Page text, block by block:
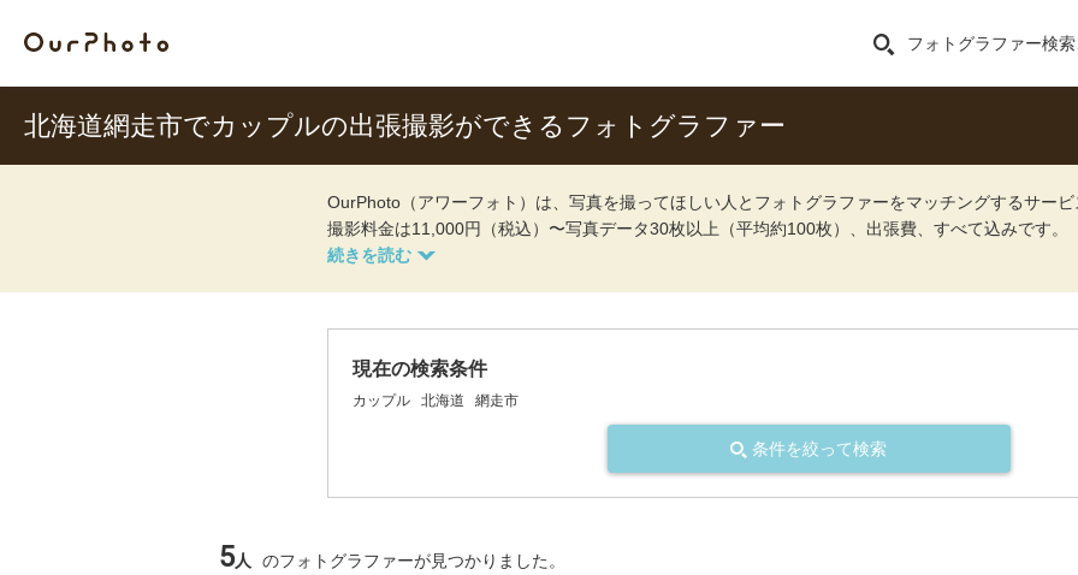
フォトグラファー検索
北海道網走市でカップルの出張撮影ができるフォトグラファー
OurPhoto（アワーフォト）は、写真を撮ってほしい人とフォトグラファーをマッチングするサービ
撮影料金は11,000円（税込）〜写真データ30枚以上（平均約100枚）、出張費、すべて込みです。
現在の検索条件
カップル 北海道 網走市
条件を絞って検索
5人 のフォトグラファーが見つかりました。